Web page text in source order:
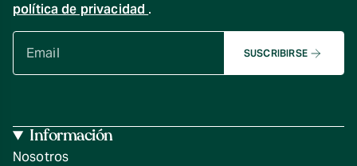
política de privacidad .
SUSCRIBIRSE
Información
Nosotros